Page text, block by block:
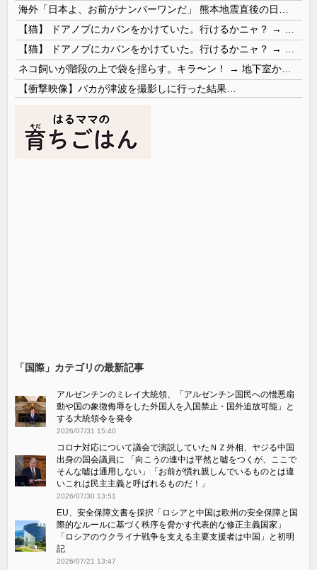
【衝撃映像】バカが津波を撮影しに行った結果…
「国際」カテゴリの最新記事
アルゼンチンのミレイ大統領、「アルゼンチン国民への憎悪扇
動や国の象徴侮辱をした外国人を入国禁止・国外追放可能」と
する大統領令を発令
2026/07/31 15:40
コロナ対応について議会で演説していたＮＺ外相、ヤジる中国
出身の国会議員に 「向こうの連中は平然と嘘をつくが、ここで
そんな嘘は通用しない」「お前が慣れ親しんでいるものとは違
いこれは民主主義と呼ばれるものだ！」
2026/07/30 13:51
EU、安全保障文書を採択「ロシアと中国は欧州の安全保障と国
際的なルールに基づく秩序を脅かす代表的な修正主義国家」
「ロシアのウクライナ戦争を支える主要支援者は中国」と初明
記
2026/07/21 13:47